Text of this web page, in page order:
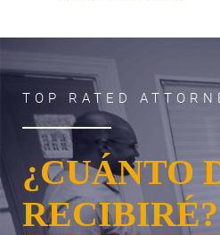
TOP RATED
¿CUÁNTO
RECIBIRÉ?